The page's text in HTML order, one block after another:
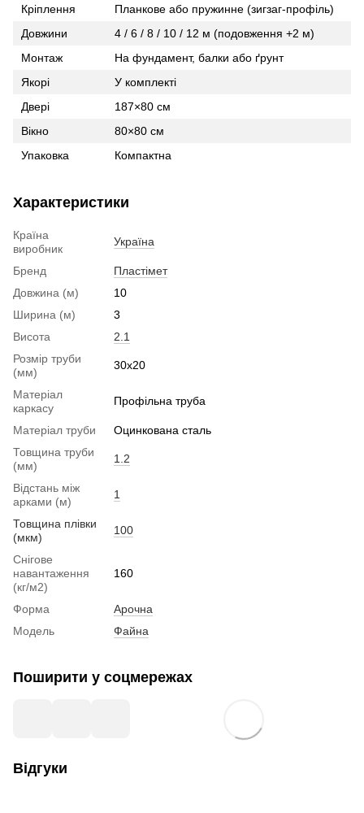
Кріплення
Планкове або пружинне (зигзаг‑профіль)
Довжини
4 / 6 / 8 / 10 / 12 м (подовження +2 м)
Монтаж
На фундамент, балки або ґрунт
Якорі
У комплекті
Двері
187×80 см
Вікно
80×80 см
Упаковка
Компактна
Характеристики
Країна
виробник
Україна
Бренд
Пластімет
Довжина (м)
10
Ширина (м)
3
Висота
2.1
Розмір труби
(мм)
30x20
Матеріал
каркасу
Профільна труба
Матеріал труби
Оцинкована сталь
Товщина труби
(мм)
1.2
Відстань між
арками (м)
1
Товщина плівки
(мкм)
100
Снігове
навантаження
(кг/м2)
160
Форма
Арочна
Модель
Файна
Поширити у соцмережах
Відгуки